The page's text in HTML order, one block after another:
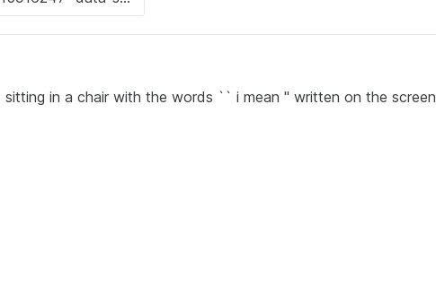
in a chair with the words `` i mean '' written on the screen